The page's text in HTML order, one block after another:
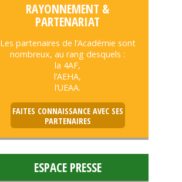
RAYONNEMENT &
PARTENARIAT
Les partenaires de l’Académie sont
nombreux, au rang desquels :
la 4AF,
l’AEHA,
l’UEAA.
FAITES CONNAISSANCE AVEC SES
PARTENAIRES
ESPACE PRESSE